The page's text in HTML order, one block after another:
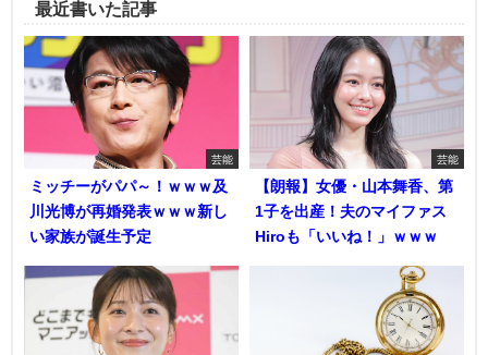
最近書いた記事
芸能
ミッチーがパパ～！ｗｗｗ及
川光博が再婚発表ｗｗｗ新し
い家族が誕生予定
芸能
【朗報】女優・山本舞香、第
1子を出産！夫のマイファス
Hiroも「いいね！」ｗｗｗ